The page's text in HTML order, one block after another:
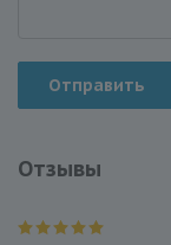
Отправить
Отзывы